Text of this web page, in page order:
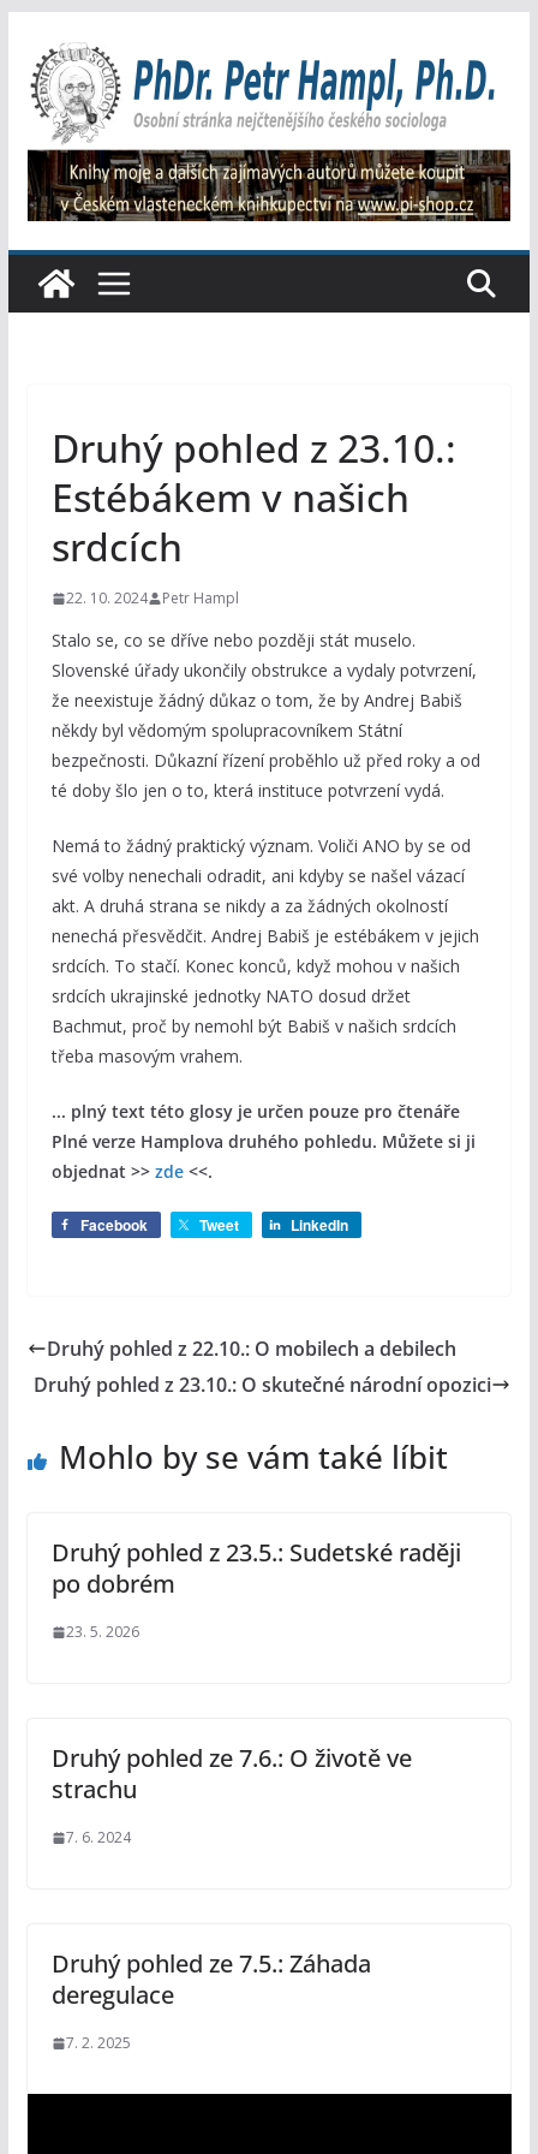
obsah
Druhý pohled z 23.10.:
Estébákem v našich
srdcích
22. 10. 2024 Petr Hampl
Stalo se, co se dříve nebo později stát muselo.
Slovenské úřady ukončily obstrukce a vydaly potvrzení,
že neexistuje žádný důkaz o tom, že by Andrej Babiš
někdy byl vědomým spolupracovníkem Státní
bezpečnosti. Důkazní řízení proběhlo už před roky a od
té doby šlo jen o to, která instituce potvrzení vydá.
Nemá to žádný praktický význam. Voliči ANO by se od
své volby nenechali odradit, ani kdyby se našel vázací
akt. A druhá strana se nikdy a za žádných okolností
nenechá přesvědčit. Andrej Babiš je estébákem v jejich
srdcích. To stačí. Konec konců, když mohou v našich
srdcích ukrajinské jednotky NATO dosud držet
Bachmut, proč by nemohl být Babiš v našich srdcích
třeba masovým vrahem.
... plný text této glosy je určen pouze pro čtenáře
Plné verze Hamplova druhého pohledu. Můžete si ji
objednat >> zde<<.
Facebook Tweet LinkedIn
Druhý pohled z 22.10.: O mobilech a debilech
Druhý pohled z 23.10.: O skutečné národní opozici
Mohlo by se vám také líbit
Druhý pohled z 23.5.: Sudetské raději
po dobrém
23. 5. 2026
Druhý pohled ze 7.6.: O životě ve
strachu
7. 6. 2024
Druhý pohled ze 7.5.: Záhada
deregulace
7. 2. 2025